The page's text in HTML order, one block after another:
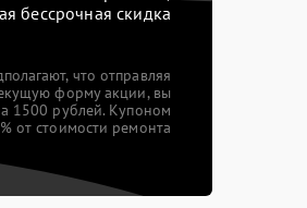
бессрочная скидка
что отправляя
форму акции, вы
1500 рублей. Купоном
от стоимости ремонта